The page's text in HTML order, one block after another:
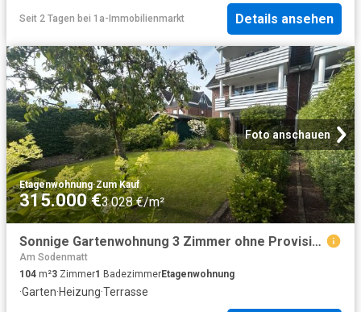
Seit 2 Tagen bei 1a-Immobilienmarkt Details ansehen
Foto anschauen
Etagenwohnung·Zum Kauf
315.000 €3.028 €/m²
Sonnige Gartenwohnung 3 Zimmer ohne Provision
Am Sodenmatt
104 m²3 Zimmer1 BadezimmerEtagenwohnung
·Garten·Heizung·Terrasse